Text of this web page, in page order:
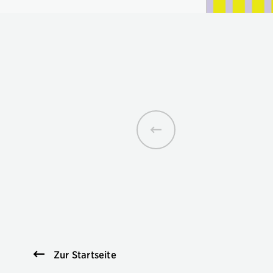
Zur Startseite